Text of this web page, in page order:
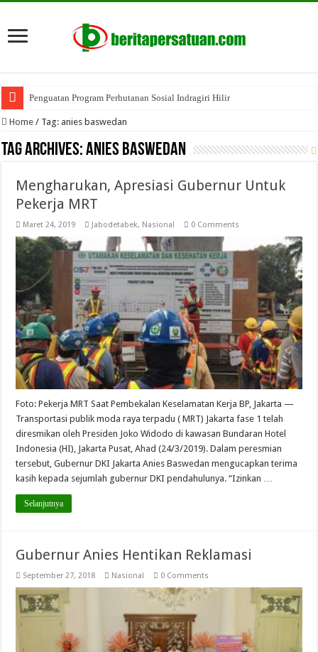
Penguatan Program Perhutanan Sosial Indragiri Hilir
Home / Tag: anies baswedan
Tag Archives:anies baswedan
Mengharukan, Apresiasi Gubernur Untuk
Pekerja MRT
Maret 24, 2019 Jabodetabek, Nasional 0 Comments
Foto: Pekerja MRT Saat Pembekalan Keselamatan Kerja BP, Jakarta —
Transportasi publik moda raya terpadu ( MRT) Jakarta fase 1 telah
diresmikan oleh Presiden Joko Widodo di kawasan Bundaran Hotel
Indonesia (HI), Jakarta Pusat, Ahad (24/3/2019). Dalam peresmian
tersebut, Gubernur DKI Jakarta Anies Baswedan mengucapkan terima
kasih kepada sejumlah gubernur DKI pendahulunya. “Izinkan …
Selanjutnya
Gubernur Anies Hentikan Reklamasi
September 27, 2018 Nasional 0 Comments